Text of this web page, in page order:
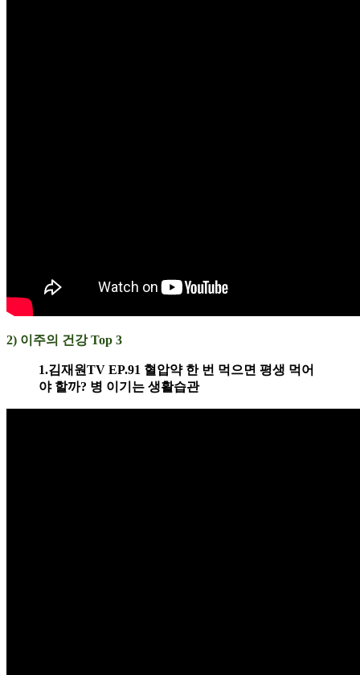
2) 이주의 건강 Top 3
1.김재원TV EP.91 혈압약 한 번 먹으면 평생 먹어
야 할까? 병 이기는 생활습관